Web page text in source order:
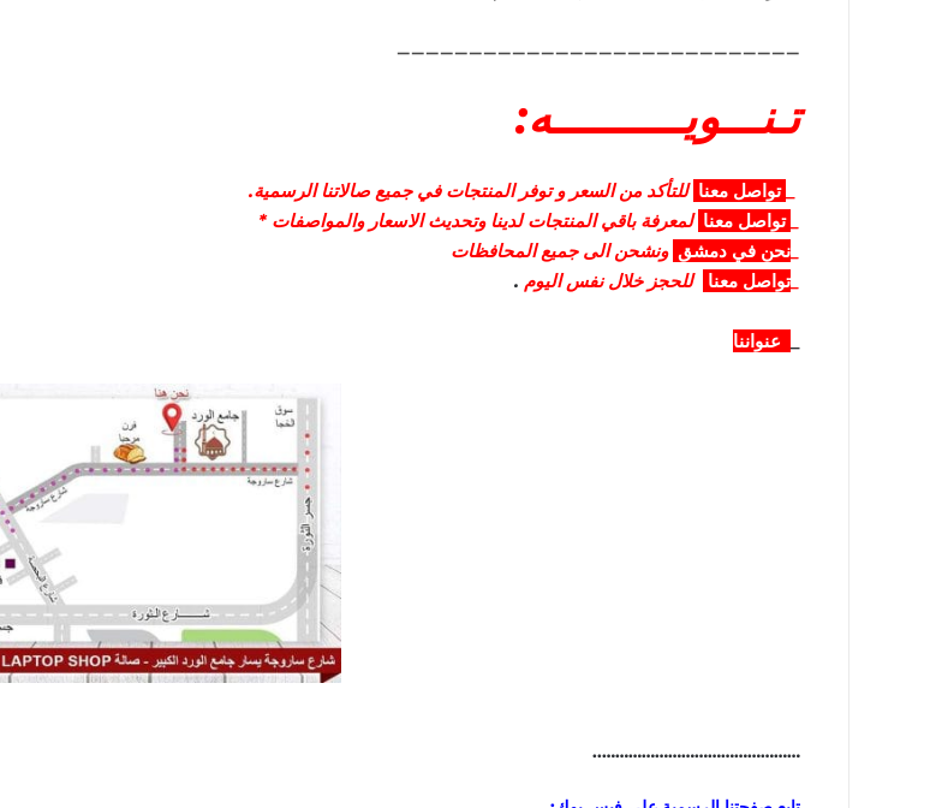
____________________________
تـنـــويــــــــــه:
تواصل معنا للتأكد من السعر و توفر المنتجات في جميع صالاتنا الرسمية.
تواصل معنا لمعرفة باقي المنتجات لدينا وتحديث الاسعار والمواصفات *
نحن في دمشق ونشحن الى جميع المحافظات
تواصل معنا للحجز خلال نفس اليوم .
عنواننا
………………………………………..